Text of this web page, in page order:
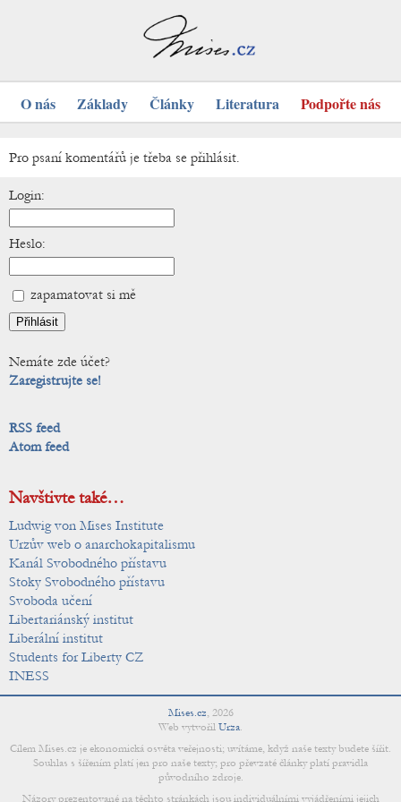
O nás Základy Články Literatura Podpořte nás
Pro psaní komentářů je třeba se přihlásit.
Login:
Heslo:
zapamatovat si mě
Nemáte zde účet?
Zaregistrujte se!
RSS feed
Atom feed
Navštivte také…
Ludwig von Mises Institute
Urzův web o anarchokapitalismu
Kanál Svobodného přístavu
Stoky Svobodného přístavu
Svoboda učení
Libertariánský institut
Liberální institut
Students for Liberty CZ
INESS
Mises.cz, 2026
Web vytvořil Urza.
Cílem Mises.cz je ekonomická osvěta veřejnosti; uvítáme, když naše texty budete šířit.
Souhlas s šířením platí jen pro naše texty; pro převzaté články platí pravidla
původního zdroje.
Názory prezentované na těchto stránkách jsou individuálními vyjádřeními jejich